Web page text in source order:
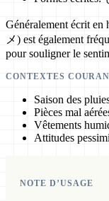
Généralement écrit
メ) est également
pour souligner le
CONTEXTES
Saison des
Pièces mal
Vêtements
Attitudes
NOTE D’USAGE